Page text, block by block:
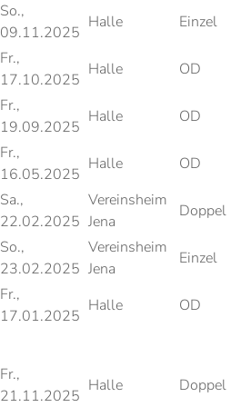
So.,
09.11.2025
Halle
Einzel
Fr.,
17.10.2025
Halle
OD
Fr.,
19.09.2025
Halle
OD
Fr.,
16.05.2025
Halle OD
Sa.,
22.02.2025
Vereinsheim
Jena
Doppel
So.,
23.02.2025
Vereinsheim
Jena
Einzel
Fr.,
17.01.2025
Halle OD
Fr.,
21.11.2025
Halle Doppel